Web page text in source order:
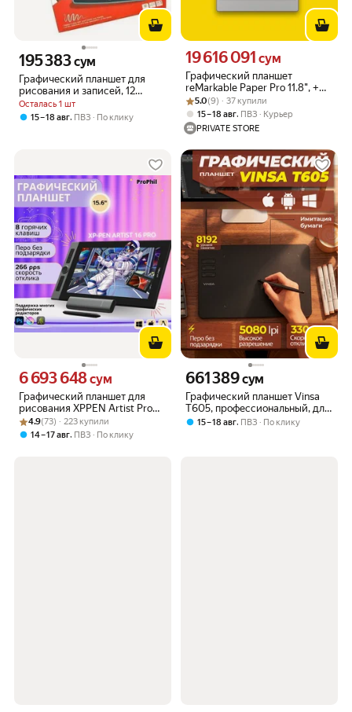
Графический планшет для
рисования и записей, 12
дюймов, черный, 28х18 см
Осталась 1 шт
Цена 195383 сум вместо
195 383сум
15 – 18 авг, ПВЗ По клику
Графический планшет
reMarkable Paper Pro 11.8", +
стилус Marker Plus (с
ластиком)
Цена 19616091 сум вместо
19 616 091 сум
Рейтинг товара: 5.0 из 5
Оценок: (9) · 37 купили
5.0(9) · 37 купили
15 – 18 авг, ПВЗ
Курьер
PRIVATE STORE
Графический планшет для
рисования XPPEN Artist Pro
16, черный
Цена 6693648 сум вместо
6 693 648сум
Рейтинг товара: 4.9 из 5
Оценок: (73) · 223 купили
4.9(73) · 223 купили
14 – 17 авг, ПВЗ По клику
Графический планшет Vinsa
T605, профессиональный, для
рисования, для компьютера
Цена 661389 сум вместо
661 389сум
15 – 18 авг, ПВЗ По клику